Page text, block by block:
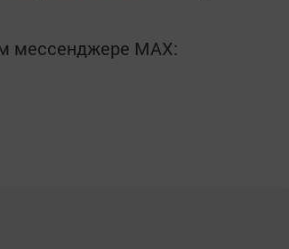
мессенджере MАХ: